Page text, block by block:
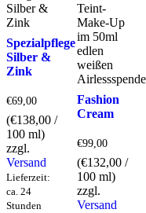
Spezialpflege
Silber &
Zink
€69,00
(€138,00 /
100 ml)
zzgl.
Versand
Lieferzeit:
ca. 24
Stunden
Fashion
Cream
€99,00
(€132,00/
100 ml)
zzgl.
Versand